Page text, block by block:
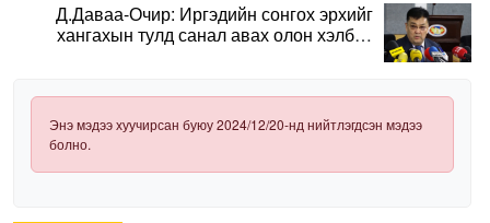
Д.Даваа-Очир: Иргэдийн сонгох эрхийг
хангахын тулд санал авах олон хэлбэр
Энэ мэдээ хуучирсан буюу 2024/12/20-нд нийтлэгдсэн мэдээ
болно.